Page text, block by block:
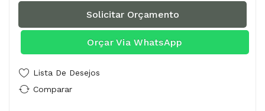
Solicitar Orçamento
Orçar Via WhatsApp
Lista De Desejos
Comparar